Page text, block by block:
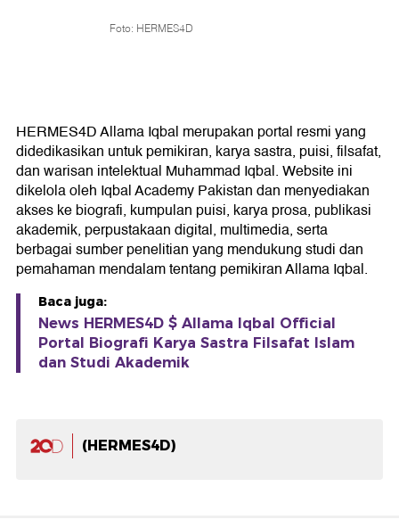
Foto: HERMES4D
HERMES4D Allama Iqbal merupakan portal resmi yang
didedikasikan untuk pemikiran, karya sastra, puisi, filsafat,
dan warisan intelektual Muhammad Iqbal. Website ini
dikelola oleh Iqbal Academy Pakistan dan menyediakan
akses ke biografi, kumpulan puisi, karya prosa, publikasi
akademik, perpustakaan digital, multimedia, serta
berbagai sumber penelitian yang mendukung studi dan
pemahaman mendalam tentang pemikiran Allama Iqbal.
Baca juga:
News HERMES4D $ Allama Iqbal Official
Portal Biografi Karya Sastra Filsafat Islam
dan Studi Akademik
(HERMES4D)